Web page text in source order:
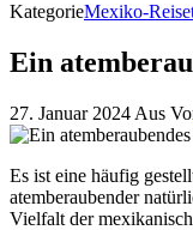
KategorieMexiko-
Ein
27. Januar 2024 Aus
Es ist eine häufig
atemberaubender
Vielfalt der